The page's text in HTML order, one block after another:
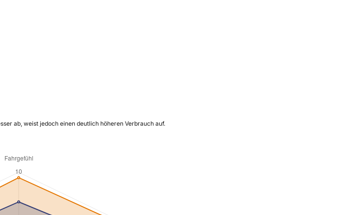
ab, weist jedoch einen deutlich höheren Verbrauch auf.